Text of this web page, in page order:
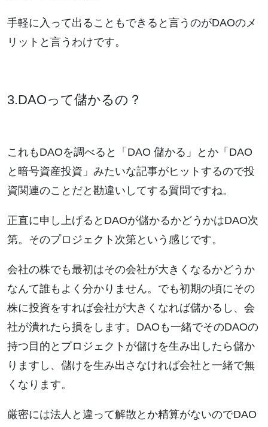
手軽に入って出ることもできると言うのがDAOのメ
リットと言うわけです。
3.DAOって儲かるの？
これもDAOを調べると「DAO 儲かる」とか「DAO
と暗号資産投資」みたいな記事がヒットするので投
資関連のことだと勘違いしてする質問ですね。
正直に申し上げるとDAOが儲かるかどうかはDAO次
第。そのプロジェクト次第という感じです。
会社の株でも最初はその会社が大きくなるかどうか
なんて誰もよく分かりません。でも初期の頃にその
株に投資をすれば会社が大きくなれば儲かるし、会
社が潰れたら損をします。DAOも一緒でそのDAOの
持つ目的とプロジェクトが儲けを生み出したら儲か
りますし、儲けを生み出さなければ会社と一緒で無
くなります。
厳密には法人と違って解散とか精算がないのでDAO